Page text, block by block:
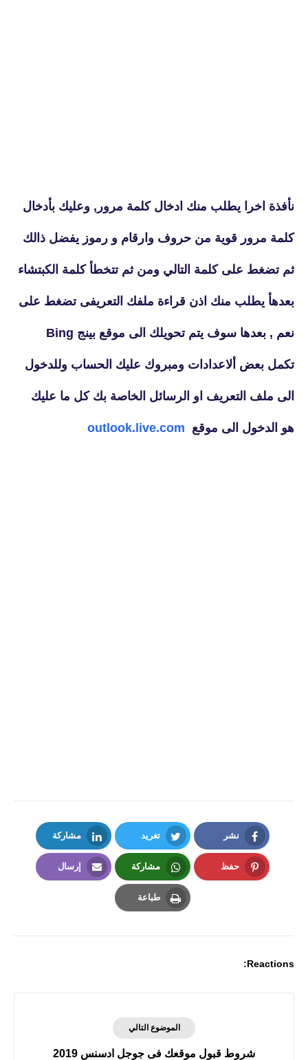
نأفذة اخرا يطلب منك ادخال كلمة مرور, وعليك بأدخال
كلمة مرور قوية من حروف وارقام و رموز يفضل ذالك
ثم تضغط على كلمة التالي ومن ثم تتخطأ كلمة الكبتشاء
بعدهأ يطلب منك اذن قراءة ملفك التعريفى تضغط على
نعم , بعدها سوف يتم تحويلك الى موقع بينج Bing
تكمل بعض ألاعدادات ومبروك عليك الحساب وللدخول
الى ملف التعريف او الرسائل الخاصة بك كل ما عليك
هو الدخول الى موقع
نشر
Facebook
تغريد
Twitter
مشاركة
LinkedIn
حفظ مشاركة
Whatsapp
إرسال
طباعة
Reactions:
الموضوع التالي
شروط قبول موقعك فى جوجل ادسنس 2019